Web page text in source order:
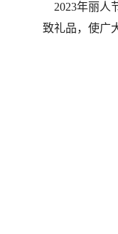
2023年丽人
致礼品，使广